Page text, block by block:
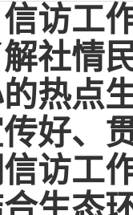
访工
社情
热点
好、
访工